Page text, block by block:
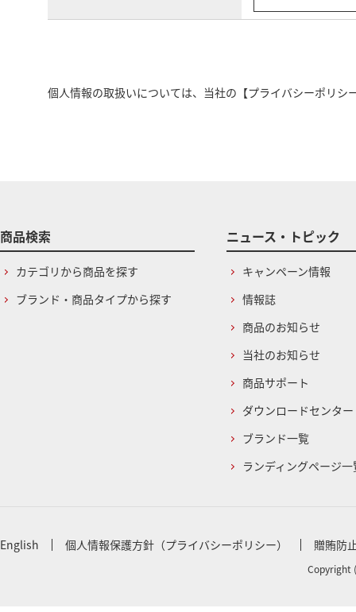
個人情報の取扱いについては、当社の 【プライバシーポリシ
商品検索
カテゴリから商品を探す
ブランド・商品タイプから探す
ニュース・トピック
キャンペーン情報
情報誌
商品のお知らせ
当社のお知らせ
商品サポート
ダウンロードセンター
ブランド一覧
ランディングページ一
English 個人情報保護方針（プライバシーポリシー） 贈賄防
Copyright